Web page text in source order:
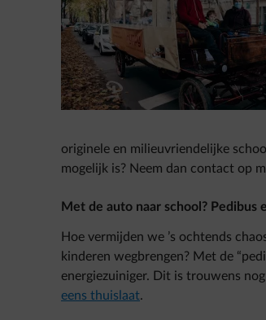
originele en milieuvriendelijke
mogelijk is? Neem dan contact op
Met de auto naar school? Pedibus
Hoe vermijden we ’s ochtends
kinderen wegbrengen? Met de
energiezuiniger. Dit is trouwens
eens thuislaat.